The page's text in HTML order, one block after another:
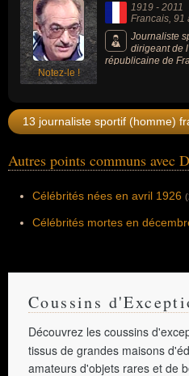
Notez-le !
1919 - 2011
Francais ,
Journaliste
dirigeant de
républicaine de
l'hebdomadaire
magazines
13 journaliste sportif (homme)
Autres points communs avec
Célébrités nées en avril 1926
Célébrités mortes en
Coussins
Découvrez les coussins
tissus de grandes maisons
amateurs d'objets rares et de